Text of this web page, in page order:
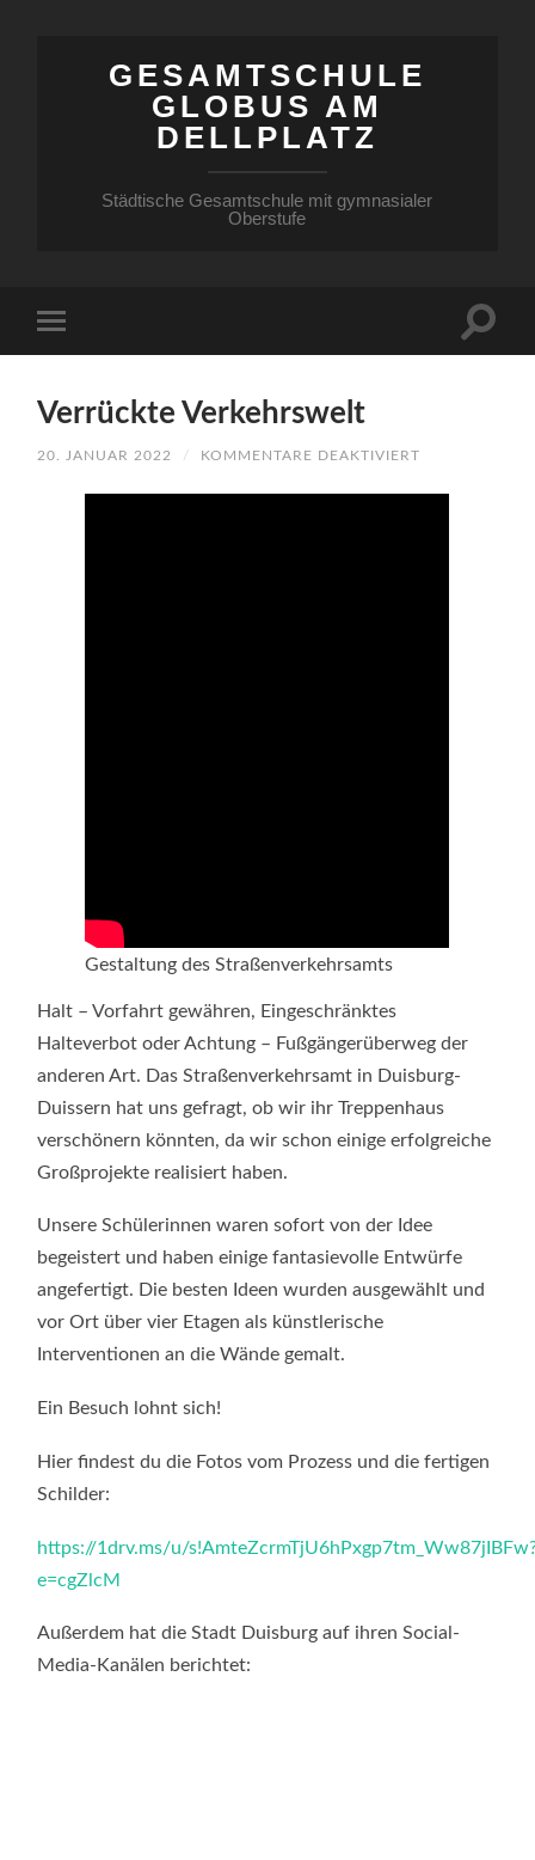
GESAMTSCHULE
GLOBUS AM
DELLPLATZ
Städtische Gesamtschule mit gymnasialer
Oberstufe
Verrückte Verkehrswelt
20. JANUAR 2022 / KOMMENTARE DEAKTIVIERT
Gestaltung des Straßenverkehrsamts
Halt – Vorfahrt gewähren, Eingeschränktes
Halteverbot oder Achtung – Fußgängerüberweg der
anderen Art. Das Straßenverkehrsamt in Duisburg-
Duissern hat uns gefragt, ob wir ihr Treppenhaus
verschönern könnten, da wir schon einige erfolgreiche
Großprojekte realisiert haben.
Unsere Schülerinnen waren sofort von der Idee
begeistert und haben einige fantasievolle Entwürfe
angefertigt. Die besten Ideen wurden ausgewählt und
vor Ort über vier Etagen als künstlerische
Interventionen an die Wände gemalt.
Ein Besuch lohnt sich!
Hier findest du die Fotos vom Prozess und die fertigen
Schilder:
https://1drv.ms/u/
e=cgZlcM
Außerdem hat die Stadt Duisburg auf ihren Social-
Media-Kanälen berichtet: